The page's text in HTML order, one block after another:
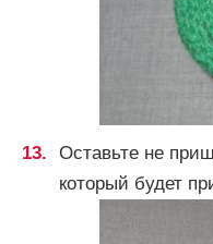
Оставьте не
который будет